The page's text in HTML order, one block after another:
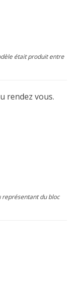
était produit entre
rendez vous.
représentant du bloc